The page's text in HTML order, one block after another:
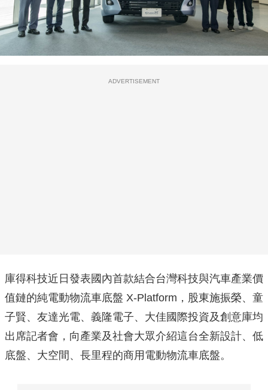
ADVERTISEMENT
庫得科技近日發表國內首款結合台灣科技與汽車產業價
值鏈的純電動物流車底盤 X-Platform，股東施振榮、童
子賢、友達光電、義隆電子、大佳國際投資及創意庫均
出席記者會，向產業及社會大眾介紹這台全新設計、低
底盤、大空間、長里程的商用電動物流車底盤。